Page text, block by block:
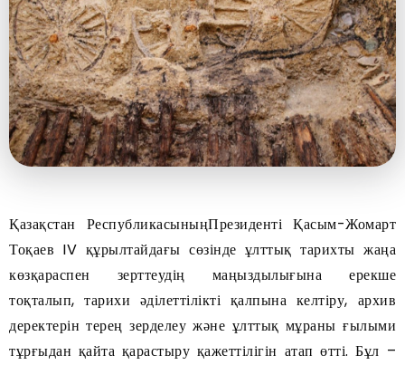
Қазақстан РеспубликасыныңПрезиденті Қасым-Жомарт
Тоқаев IV құрылтайдағы сөзінде ұлттық тарихты жаңа
көзқараспен зерттеудің маңыздылығына ерекше
тоқталып, тарихи әділеттілікті қалпына келтіру, архив
деректерін терең зерделеу және ұлттық мұраны ғылыми
тұрғыдан қайта қарастыру қажеттілігін атап өтті. Бұл –